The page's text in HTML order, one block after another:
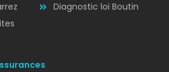
Diagnostic loi Boutin